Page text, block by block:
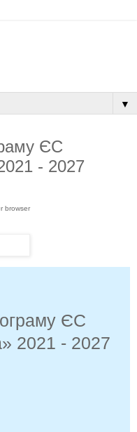
▼
ЄС
- 2027
browser
ЄС
2021 - 2027